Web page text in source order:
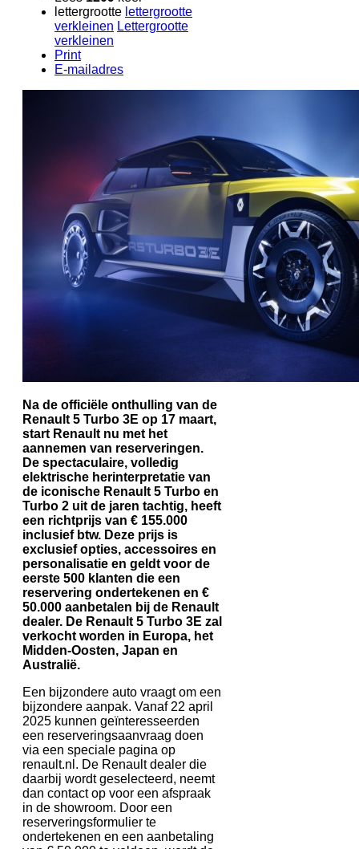
lettergrootte lettergrootte
verkleinen Lettergrootte
verkleinen
Print
E-mailadres
Na de officiële onthulling van de
Renault 5 Turbo 3E op 17 maart,
start Renault nu met het
aannemen van reserveringen.
De spectaculaire, volledig
elektrische herinterpretatie van
de iconische Renault 5 Turbo en
Turbo 2 uit de jaren tachtig, heeft
een richtprijs van € 155.000
inclusief btw. Deze prijs is
exclusief opties, accessoires en
personalisatie en geldt voor de
eerste 500 klanten die een
reservering ondertekenen en €
50.000 aanbetalen bij de Renault
dealer. De Renault 5 Turbo 3E zal
verkocht worden in Europa, het
Midden-Oosten, Japan en
Australië.
Een bijzondere auto vraagt om een
bijzondere aanpak. Vanaf 22 april
2025 kunnen geïnteresseerden
een reserveringsaanvraag doen
via een speciale pagina op
renault.nl. De Renault dealer die
daarbij wordt geselecteerd, neemt
dan contact op voor een afspraak
in de showroom. Door een
reserveringsformulier te
ondertekenen en een aanbetaling